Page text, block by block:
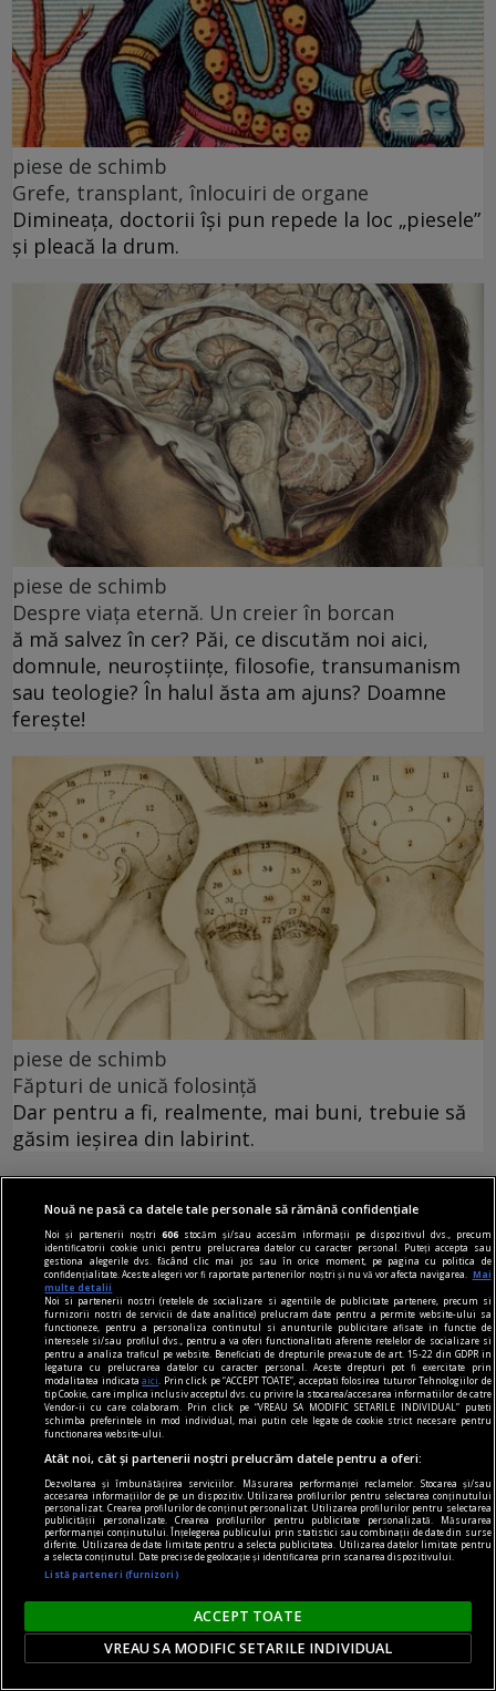
piese de schimb
Grefe, transplant, înlocuiri de organe
Dimineața, doctorii își pun repede la loc „piesele”
și pleacă la drum.
piese de schimb
Despre viața eternă. Un creier în borcan
ă mă salvez în cer? Păi, ce discutăm noi aici,
domnule, neuroștiințe, filosofie, transumanism
sau teologie? În halul ăsta am ajuns? Doamne
ferește!
piese de schimb
Făpturi de unică folosință
Dar pentru a fi, realmente, mai buni, trebuie să
găsim ieșirea din labirint.
piese de schimb
Poema centralei
Am găsit-o aici, montată de fostul proprietar, și
va împlini în curînd 22 de ani.
Ana Maria SANDU
Nouă ne pasă ca datele tale personale să rămână confidențiale
Noi și partenerii noștri606 stocăm și/sau accesăm informații pe dispozitivul dvs., precum
identificatorii cookie unici pentru prelucrarea datelor cu caracter personal. Puteți accepta sau
gestiona alegerile dvs. făcând clic mai jos sau în orice moment, pe pagina cu politica de
confidențialitate. Aceste alegeri vor fi raportate partenerilor noștri și nu vă vor afecta navigarea.
Mai
multe detalii
Noi si partenerii nostri (retelele de socializare si agentiile de publicitate partenere, precum si
furnizorii nostri de servicii de date analitice) prelucram date pentru a permite website-ului sa
functioneze, pentru a personaliza continutul si anunturile publicitare afisate in functie de
interesele si/sau profilul dvs., pentru a va oferi functionalitati aferente retelelor de socializare si
pentru a analiza traficul pe website. Beneficiati de drepturile prevazute de art. 15-22 din GDPR in
legatura cu prelucrarea datelor cu caracter personal. Aceste drepturi pot fi exercitate prin
modalitatea indicataaici
. Prin click pe “ACCEPT TOATE”, acceptati folosirea tuturor Tehnologiilor de
tip Cookie, care implica inclusiv acceptul dvs. cu privire la stocarea/accesarea informatiilor de catre
Vendor-ii cu care colaboram. Prin click pe “VREAU SA MODIFIC SETARILE INDIVIDUAL” puteti
schimba preferintele in mod individual, mai putin cele legate de cookie strict necesare pentru
functionarea website-ului.
Atât noi, cât și partenerii noștri prelucrăm datele pentru a oferi:
Dezvoltarea și îmbunătățirea serviciilor. Măsurarea performanței reclamelor. Stocarea și/sau
accesarea informațiilor de pe un dispozitiv. Utilizarea profilurilor pentru selectarea conținutului
personalizat. Crearea profilurilor de conținut personalizat. Utilizarea profilurilor pentru selectarea
publicității personalizate. Crearea profilurilor pentru publicitate personalizată. Măsurarea
performanței conținutului. Înțelegerea publicului prin statistici sau combinații de date din surse
diferite. Utilizarea de date limitate pentru a selecta publicitatea. Utilizarea datelor limitate pentru
a selecta conținutul. Date precise de geolocație și identificarea prin scanarea dispozitivului.
Listă parteneri (furnizori)
ACCEPT TOATE
VREAU SA MODIFIC SETARILE INDIVIDUAL